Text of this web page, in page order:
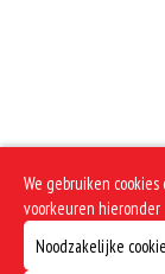
We gebruiken
voorkeuren hieronder
Noodzakelijke